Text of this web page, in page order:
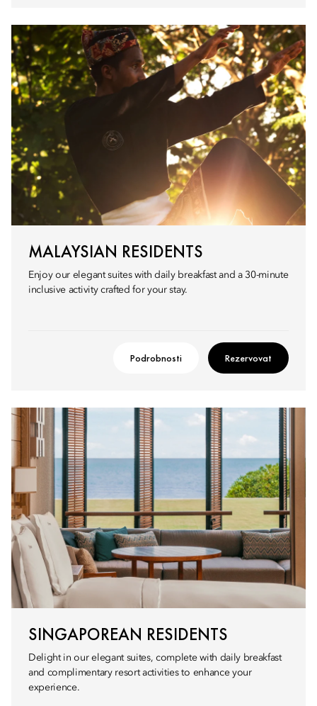
MALAYSIAN RESIDENTS
Enjoy our elegant suites with daily breakfast and a 30-minute
inclusive activity crafted for your stay.
Podrobnosti Rezervovat
SINGAPOREAN RESIDENTS
Delight in our elegant suites, complete with daily breakfast
and complimentary resort activities to enhance your
experience.